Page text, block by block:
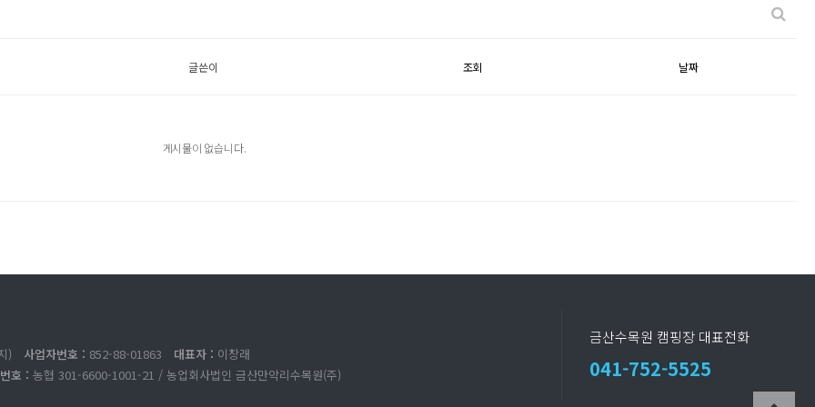
글쓴이 조회 날짜
게시물이 없습니다.
) 사업자번호 : 852-88-01863 대표자 : 이창래
호 : 농협 301-6600-1001-21 / 농업회사법인 금산만악리수목원(주)
금산수목원 캠핑장 대표전화
041-752-5525